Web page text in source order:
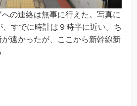
の連絡は無事に行えた。写真に
、すでに時計は９時半に近い。ち
が遠かったが、ここから新幹線新